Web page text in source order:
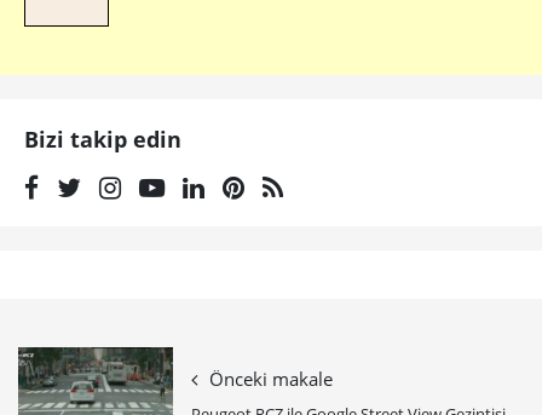
Bizi takip edin
Önceki makale